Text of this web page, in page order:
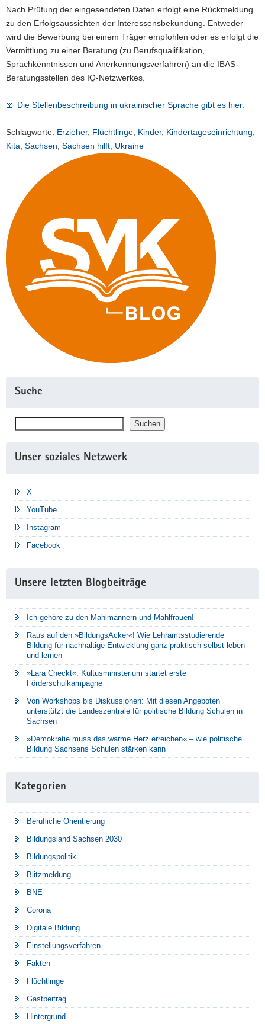
Nach Prüfung der eingesendeten Daten erfolgt eine Rückmeldung
zu den Erfolgsaussichten der Interessensbekundung. Entweder
wird die Bewerbung bei einem Träger empfohlen oder es erfolgt die
Vermittlung zu einer Beratung (zu Berufsqualifikation,
Sprachkenntnissen und Anerkennungsverfahren) an die IBAS-
Beratungsstellen des IQ-Netzwerkes.
Die Stellenbeschreibung in ukrainischer Sprache gibt es hier.
Schlagworte: Erzieher, Flüchtlinge Kinder, Kindertageseinrichtung
Kita Sachsen Sachsen hilft Ukraine
Suche
Suchen
Unser soziales Netzwerk
X
YouTube
Instagram
Facebook
Unsere letzten Blogbeiträge
Ich gehöre zu den Mahlmännern und Mahlfrauen!
Raus auf den »BildungsAcker«! Wie Lehramtsstudierende
Bildung für nachhaltige Entwicklung ganz praktisch selbst leben
und lernen
»Lara Checkt«: Kultusministerium startet erste
Förderschulkampagne
Von Workshops bis Diskussionen: Mit diesen Angeboten
unterstützt die Landeszentrale für politische Bildung Schulen in
Sachsen
»Demokratie muss das warme Herz erreichen« – wie politische
Bildung Sachsens Schulen stärken kann
Kategorien
Berufliche Orientierung
Bildungsland Sachsen 2030
Bildungspolitik
Blitzmeldung
BNE
Corona
Digitale Bildung
Einstellungsverfahren
Fakten
Flüchtlinge
Gastbeitrag
Hintergrund